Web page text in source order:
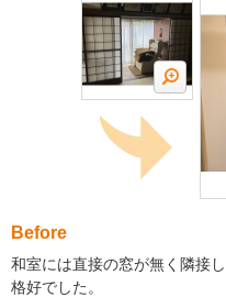
Before
和室には直接の窓が無く隣接
格好でした。